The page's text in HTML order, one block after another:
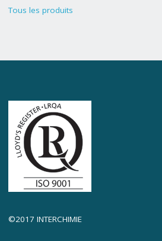
Tous les produits
©2017 INTERCHIMIE